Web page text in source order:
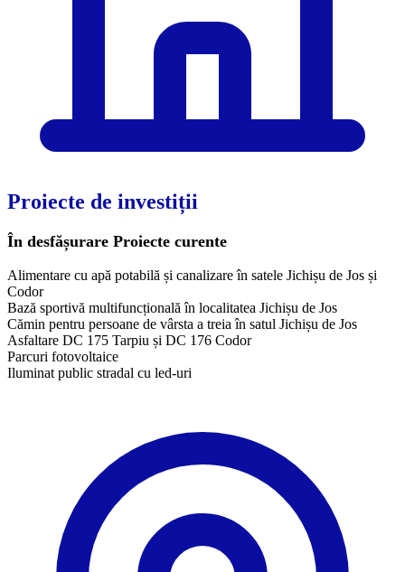
Proiecte de investiții
În desfășurare Proiecte curente
Alimentare cu apă potabilă și canalizare în satele Jichișu de Jos și
Codor
Bază sportivă multifuncțională în localitatea Jichișu de Jos
Cămin pentru persoane de vârsta a treia în satul Jichișu de Jos
Asfaltare DC 175 Tarpiu și DC 176 Codor
Parcuri fotovoltaice
Iluminat public stradal cu led-uri